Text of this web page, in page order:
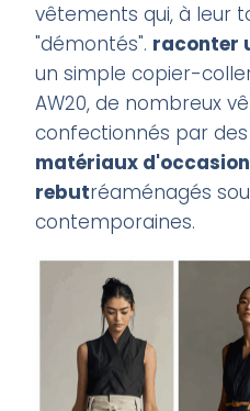
vêtements qui, à leur
"démontés". raconter
un simple copier-
AW20, de nombreux
confectionnés par
matériaux
rebutréaménagés
contemporaines.